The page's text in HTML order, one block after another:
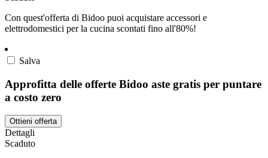
Con quest'offerta di Bidoo puoi acquistare accessori e
elettrodomestici per la cucina scontati fino all'80%!
Salva
Approfitta delle offerte Bidoo aste gratis per puntare
a costo zero
Ottieni offerta
Dettagli
Scaduto